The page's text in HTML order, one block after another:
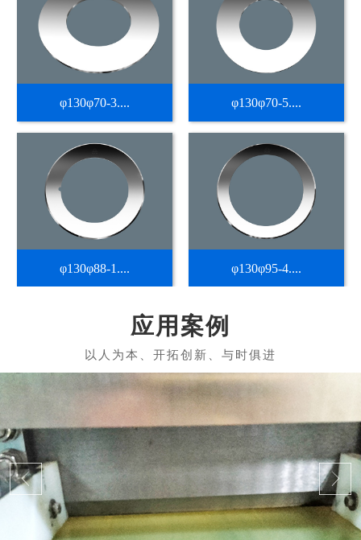
φ130φ70-3.... φ130φ70-5....
φ130φ88-1.... φ130φ95-4....
应用案例